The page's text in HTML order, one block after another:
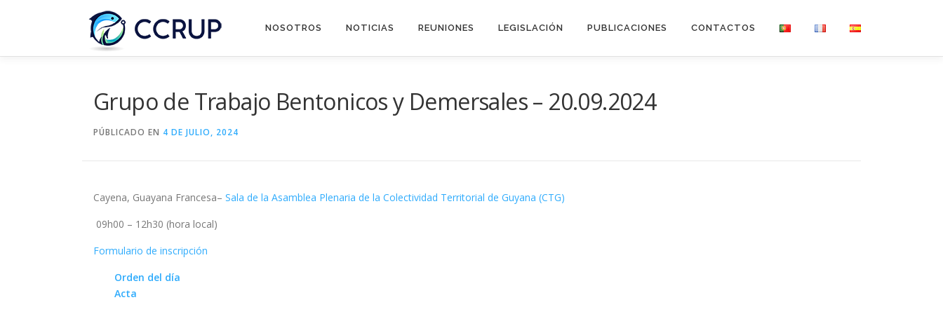
NOSOTROS NOTICIAS REUNIONES LEGISLACIÓN PUBLICACIONES CONTACTOS
Grupo de Trabajo Bentonicos y Demersales – 20.09.2024
PÚBLICADO EN 4 DE JULIO, 2024
Cayena, Guayana Francesa– Sala de la Asamblea Plenaria de la Colectividad Territorial de Guyana (CTG)
09h00 – 12h30 (hora local)
Formulario de inscripción
Orden del día
Acta